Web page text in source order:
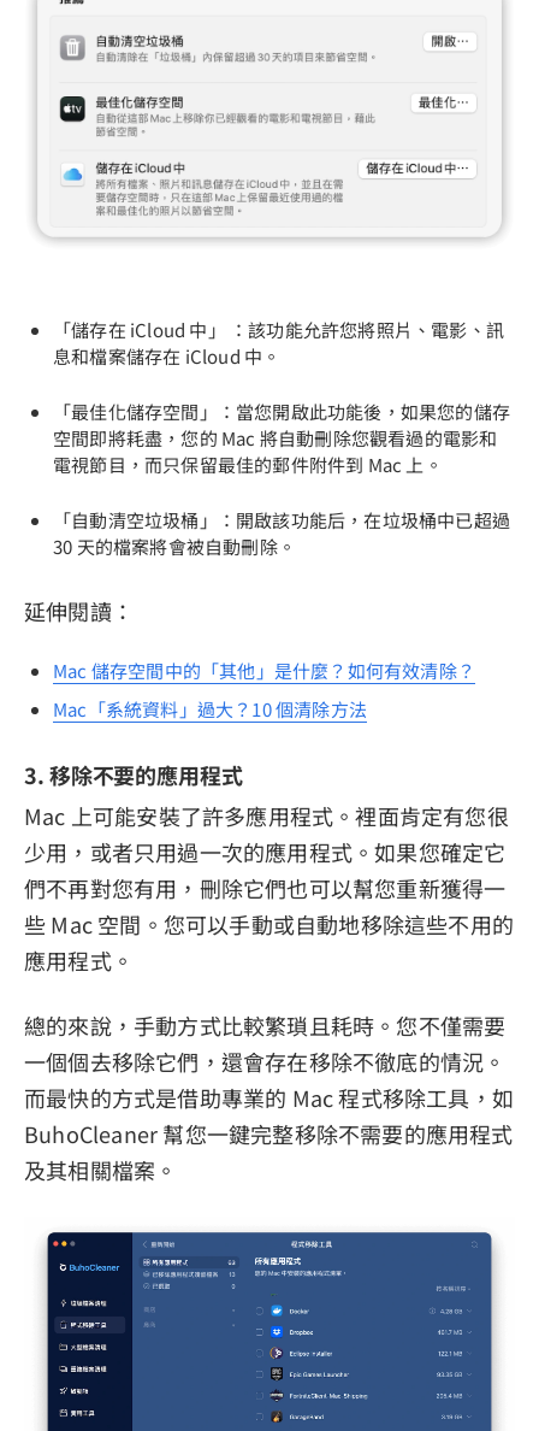
「儲存在 iCloud 中」 ：該功能允許您將照片、電影、訊
息和檔案儲存在 iCloud 中。
「最佳化儲存空間」：當您開啟此功能後，如果您的儲存
空間即將耗盡，您的 Mac 將自動刪除您觀看過的電影和
電視節目，而只保留最佳的郵件附件到 Mac 上。
「自動清空垃圾桶」：開啟該功能后，在垃圾桶中已超過
30 天的檔案將會被自動刪除。
延伸閱讀：
Mac 儲存空間中的「其他」是什麼？如何有效清除？
Mac「系統資料」過大？10 個清除方法
3. 移除不要的應用程式
Mac 上可能安裝了許多應用程式。裡面肯定有您很
少用，或者只用過一次的應用程式。如果您確定它
們不再對您有用，刪除它們也可以幫您重新獲得一
些 Mac 空間。您可以手動或自動地移除這些不用的
應用程式。
總的來說，手動方式比較繁瑣且耗時。您不僅需要
一個個去移除它們，還會存在移除不徹底的情況。
而最快的方式是借助專業的 Mac 程式移除工具，如
BuhoCleaner 幫您一鍵完整移除不需要的應用程式
及其相關檔案。